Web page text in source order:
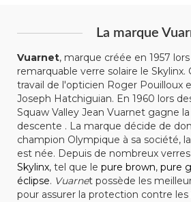
La marque
Vuarnet, marque créée en 1957
remarquable verre solaire le Skylinx.
travail de l'opticien Roger Pouilloux
Joseph Hatchiguian. En 1960 lors
Squaw Valley Jean Vuarnet gagne
descente . La marque décide de
champion Olympique à sa société,
est née. Depuis de nombreux
Skylinx, tel que le pure brown, pure
éclipse. Vuarnet possède les
pour assurer la protection contre les